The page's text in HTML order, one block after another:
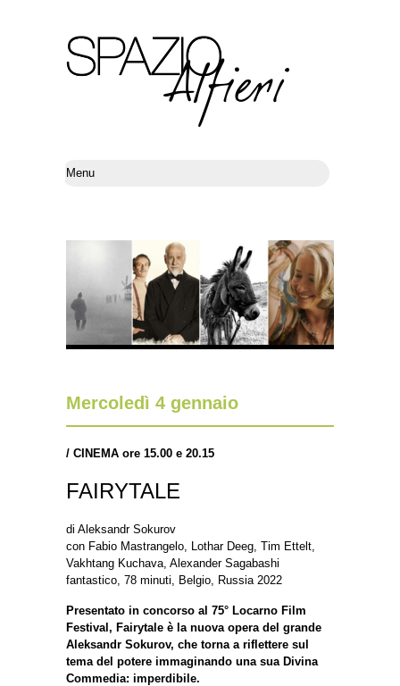
Mercoledì 4 gennaio
/ CINEMA ore 15.00 e 20.15
FAIRYTALE
di Aleksandr Sokurov
con Fabio Mastrangelo, Lothar Deeg, Tim Ettelt,
Vakhtang Kuchava, Alexander Sagabashi
fantastico, 78 minuti, Belgio, Russia 2022
Presentato in concorso al 75° Locarno Film
Festival, Fairytale è la nuova opera del grande
Aleksandr Sokurov, che torna a riflettere sul
tema del potere immaginando una sua Divina
Commedia: imperdibile.